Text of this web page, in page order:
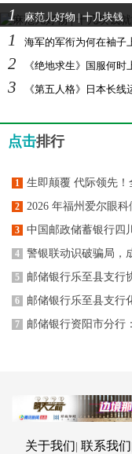
1 麻范儿好物 | 十几块钱
1 海军的军衔为何在袖子
2 《绝地求生》国服何时
3 《第五人格》日本长线
点击排行
1 生即颠覆 代际领先！
2 2026 年福州爱尔眼
3 中国邮政储蓄银行四
4 警银联动识破骗局，
5 邮储银行乐至县支行
6 邮储银行乐至县支行
7 邮储银行资阳市分行
关于我们 联系我们